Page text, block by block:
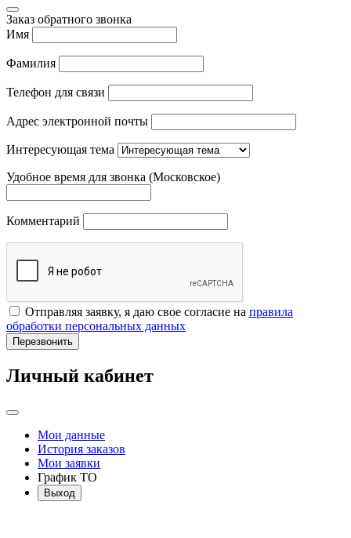
Заказ обратного звонка
Имя
Фамилия
Телефон для связи
Адрес электронной почты
Интересующая тема
Удобное время для звонка (Московское)
Комментарий
Отправляя заявку, я даю свое согласие на правила
обработки персональных данных
Перезвонить
Личный кабинет
Мои данные
История заказов
Мои заявки
График ТО
Выход